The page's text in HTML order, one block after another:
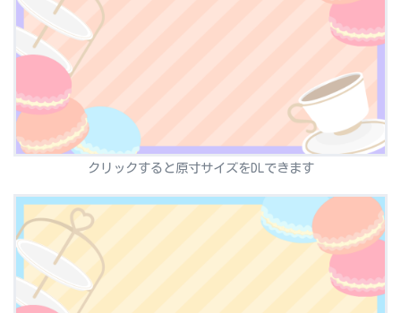
クリックすると原寸サイズをDLできます